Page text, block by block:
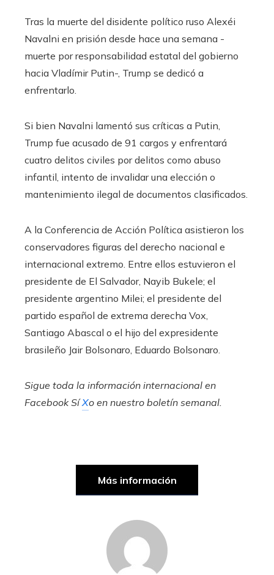
Tras la muerte del disidente político ruso Alexéi
Navalni en prisión desde hace una semana -
muerte por responsabilidad estatal del gobierno
hacia Vladímir Putin-, Trump se dedicó a
enfrentarlo.
Si bien Navalni lamentó sus críticas a Putin,
Trump fue acusado de 91 cargos y enfrentará
cuatro delitos civiles por delitos como abuso
infantil, intento de invalidar una elección o
mantenimiento ilegal de documentos clasificados.
A la Conferencia de Acción Política asistieron los
conservadores figuras del derecho nacional e
internacional extremo. Entre ellos estuvieron el
presidente de El Salvador, Nayib Bukele; el
presidente argentino Milei; el presidente del
partido español de extrema derecha Vox,
Santiago Abascal o el hijo del expresidente
brasileño Jair Bolsonaro, Eduardo Bolsonaro.
Sigue toda la información internacional en
FacebookSíXo en nuestro boletín semanal
Más información